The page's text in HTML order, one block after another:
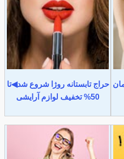
حراج تابستانه روژا شروع شد◀تا
50% تخفیف لوازم آرایشی